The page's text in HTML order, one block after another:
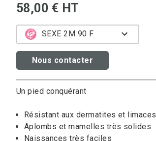
58,00 € HT
SEXE 2M 90 F
Nous contacter
Un pied conquérant
Résistant aux dermatites et limaces
Aplombs et mamelles très solides
Naissances très faciles